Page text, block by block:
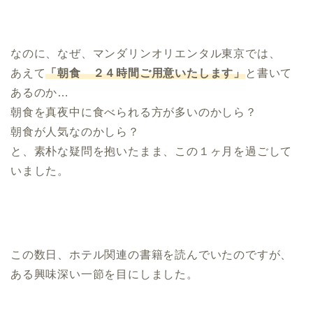
なのに、なぜ、マンダリンオリエンタル東京では、
あえて「朝食 ２４時間ご用意いたします」と書いて
あるのか…
朝食を真夜中に食べられる方が多いのかしら？
朝食が人気なのかしら？
と、素朴な疑問を抱いたまま、この１ヶ月を過ごして
いました。
この数日、ホテル関連の書籍を読んでいたのですが、
ある興味深い一節を目にしました。